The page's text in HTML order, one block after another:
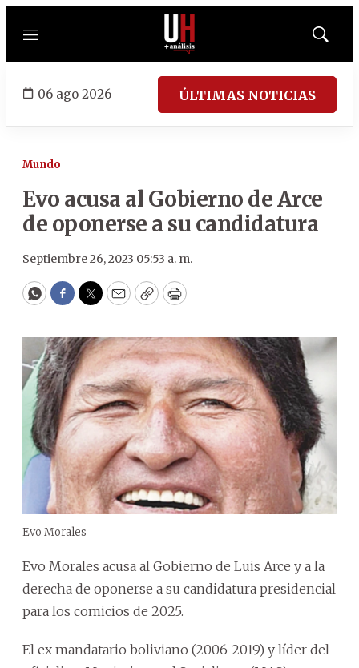
Menú
Mostrar
06 ago 2026 ÚLTIMAS NOTICIAS
Mundo
Evo acusa al Gobierno de Arce
de oponerse a su candidatura
Septiembre 26, 2023 05:53 a. m.
WhatsApp
Facebook
Twitter
EmailCopyPrint
Evo Morales
Evo Morales acusa al Gobierno de Luis Arce y a la
derecha de oponerse a su candidatura presidencial
para los comicios de 2025.
El ex mandatario boliviano (2006-2019) y líder del